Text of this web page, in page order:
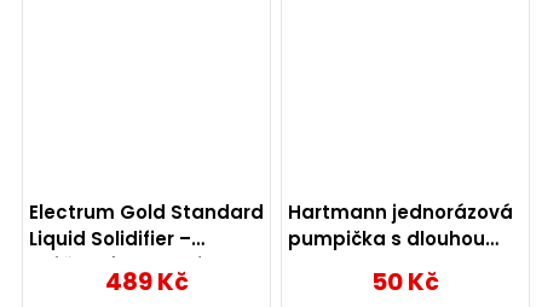
Electrum Gold Standard
Liquid Solidifier –
Práškový absorbér
tekutého odpadu 236 ml
489 Kč
Hartmann jednorázová
pumpička s dlouhou
50 Kč